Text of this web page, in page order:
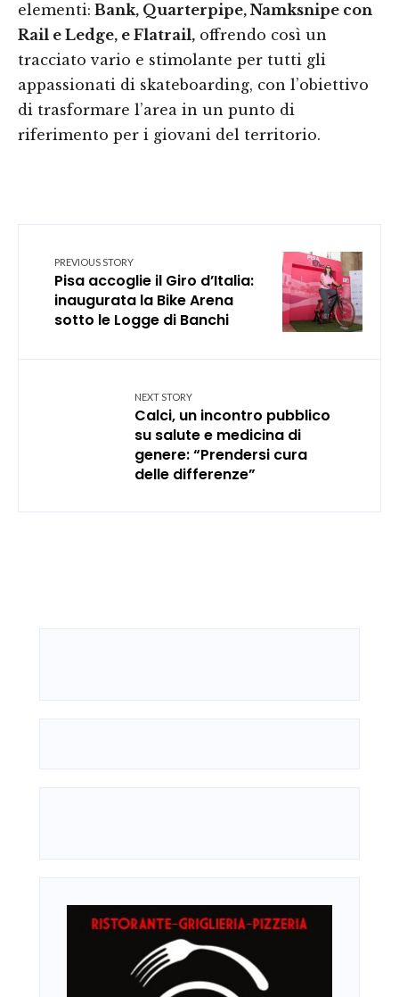
elementi: Bank, Quarterpipe, Namksnipe con
Rail e Ledge, e Flatrail, offrendo così un
tracciato vario e stimolante per tutti gli
appassionati di skateboarding, con l’obiettivo
di trasformare l’area in un punto di
riferimento per i giovani del territorio.
PREVIOUS STORY
Pisa accoglie il Giro d’Italia:
inaugurata la Bike Arena
sotto le Logge di Banchi
NEXT STORY
Calci, un incontro pubblico
su salute e medicina di
genere: “Prendersi cura
delle differenze”